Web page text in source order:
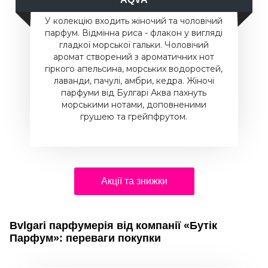
У колекцію входить жіночий та чоловічий
парфум. Відмінна риса - флакон у вигляді
гладкої морської гальки. Чоловічий
аромат створений з ароматичних нот
гіркого апельсина, морських водоростей,
лаванди, пачулі, амбри, кедра. Жіночі
парфуми від Булгарі Аква пахнуть
морськими нотами, доповненими
грушею та грейпфрутом.
Акції та знижки
Bvlgari парфумерія від компанії «Бутік
Парфум»: переваги покупки